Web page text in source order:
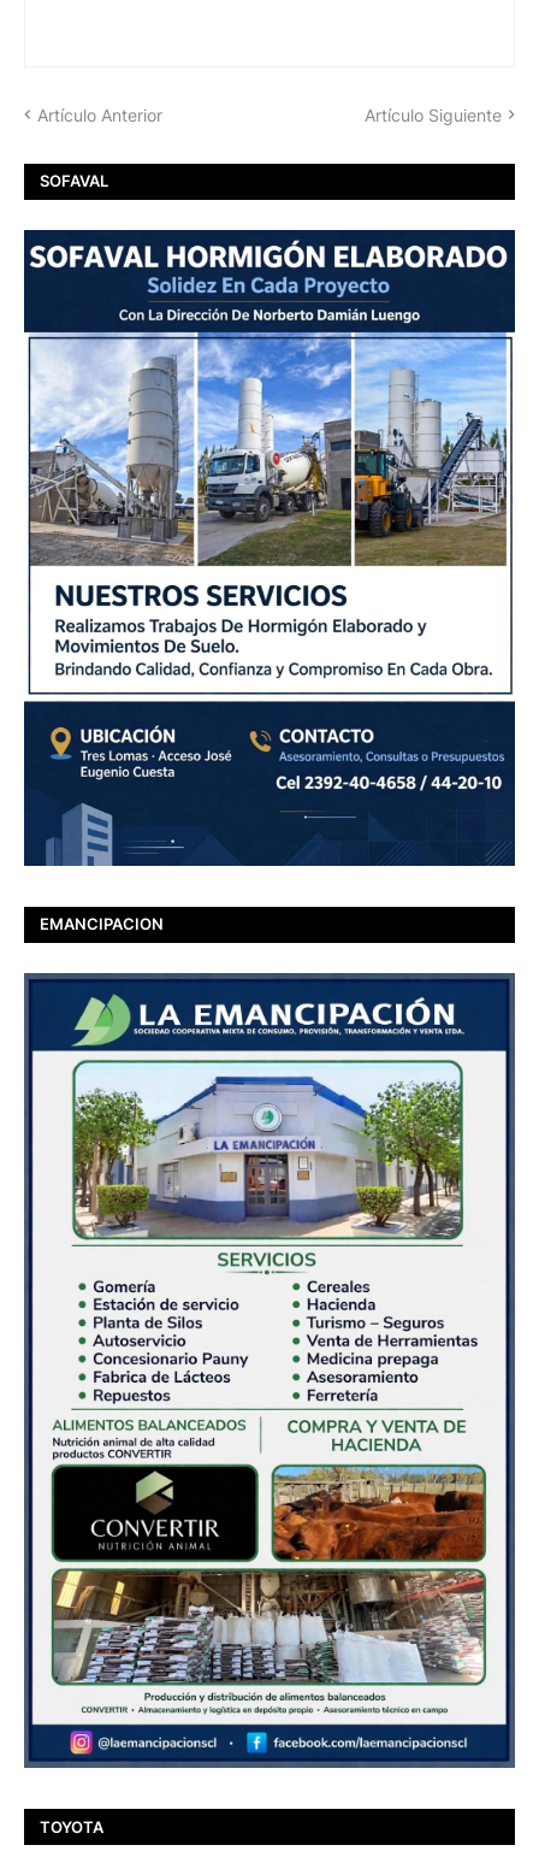
Artículo Anterior Artículo Siguiente
SOFAVAL
EMANCIPACION
TOYOTA